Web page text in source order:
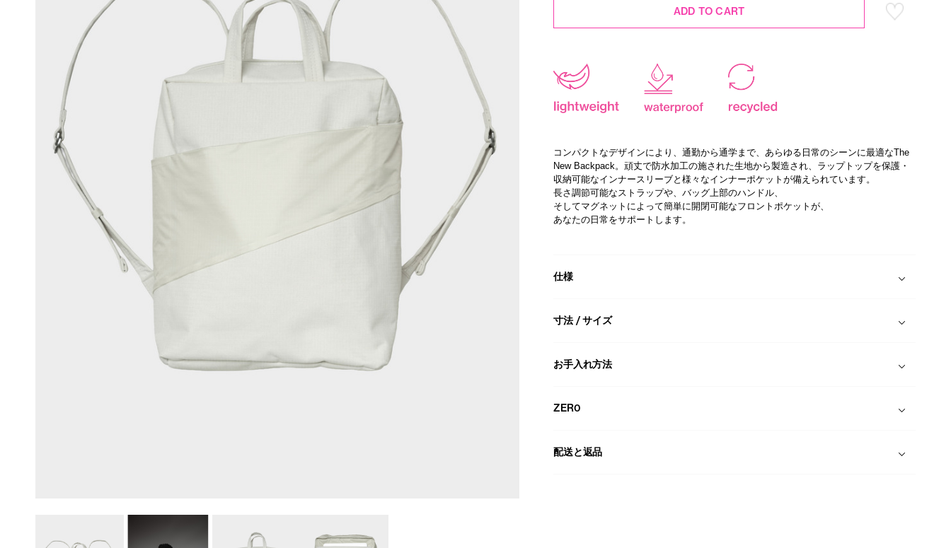
ADD TO CART
コンパクトなデザインにより、通勤から通学まで、あらゆる日常のシーンに最適なThe
New Backpack。頑丈で防水加工の施された生地から製造され、ラップトップを保護・
収納可能なインナースリーブと様々なインナーポケットが備えられています。
長さ調節可能なストラップや、バッグ上部のハンドル、
そしてマグネットによって簡単に開閉可能なフロントポケットが、
あなたの日常をサポートします。
仕様
寸法 / サイズ
お手入れ方法
ZER0
配送と返品